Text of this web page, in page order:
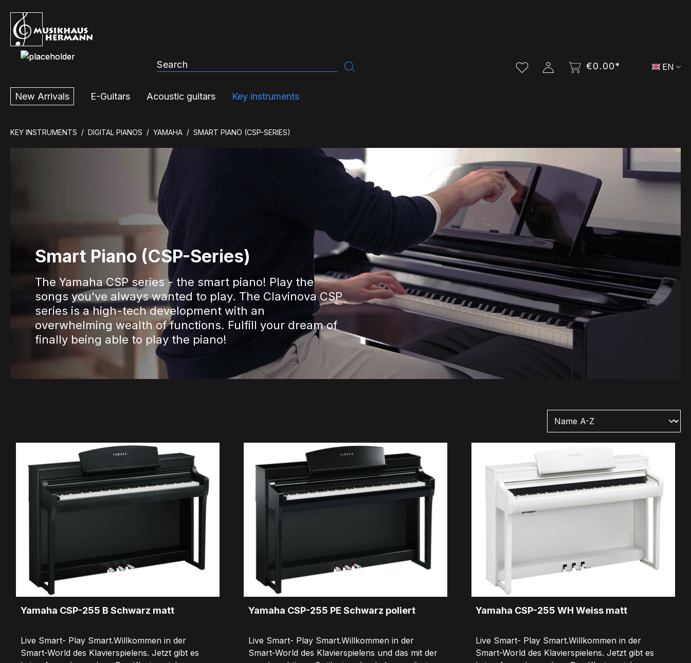
to main content
Skip to search
Skip to main navigation
€0.00* EN
New Arrivals E-Guitars Acoustic guitars Key instruments
KEY INSTRUMENTS DIGITAL PIANOS YAMAHA SMART PIANO (CSP-SERIES)
Smart Piano (CSP-Series)
The Yamaha CSP series - the smart piano! Play the
songs you've always wanted to play. The Clavinova CSP
series is a high-tech development with an
overwhelming wealth of functions. Fulfill your dream of
finally being able to play the piano!
Yamaha CSP-255 B Schwarz matt
Live Smart- Play Smart.Willkommen in der
Smart-World des Klavierspielens. Jetzt gibt es
Yamaha CSP-255 PE Schwarz poliert
Live Smart- Play Smart.Willkommen in der
Smart-World des Klavierspielens und das mit der
Yamaha CSP-255 WH Weiss matt
Live Smart- Play Smart.Willkommen in der
Smart-World des Klavierspielens. Jetzt gibt es